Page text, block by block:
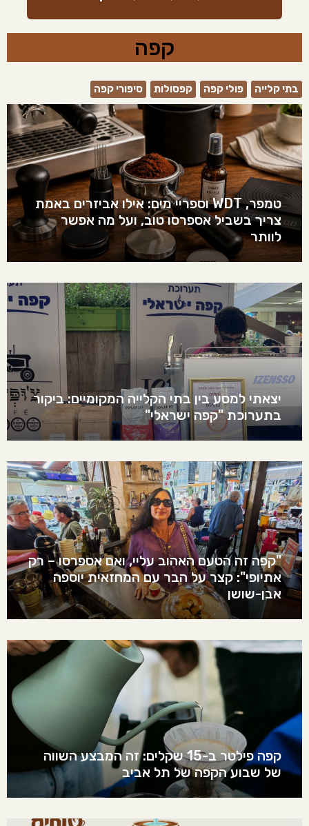
קפה
בתי קלייה פולי קפה קפסולות סיפורי קפה
טמפר, WDT וספריי מים: אילו אביזרים באמת
צריך בשביל אספרסו טוב, ועל מה אפשר
לוותר
יצאתי למסע בין בתי הקלייה המקומיים: ביקור
בתערוכת "קפה ישראלי"
"קפה זה הטעם האהוב עליי, ואם אספרסו – רק
אתיופי": קצר על הבר עם המחזאית יוספה
אבן-שושן
קפה פילטר ב-15 שקלים: זה המבצע השווה
של שבוע הקפה של תל אביב